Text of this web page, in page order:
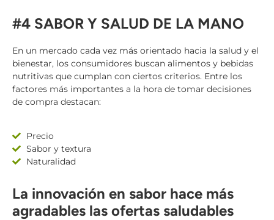
#4 SABOR Y SALUD DE LA MANO
En un mercado cada vez más orientado hacia la salud y el
bienestar, los consumidores buscan alimentos y bebidas
nutritivas que cumplan con ciertos criterios. Entre los
factores más importantes a la hora de tomar decisiones
de compra destacan:
Precio
Sabor y textura
Naturalidad
La innovación en sabor hace más
agradables las ofertas saludables